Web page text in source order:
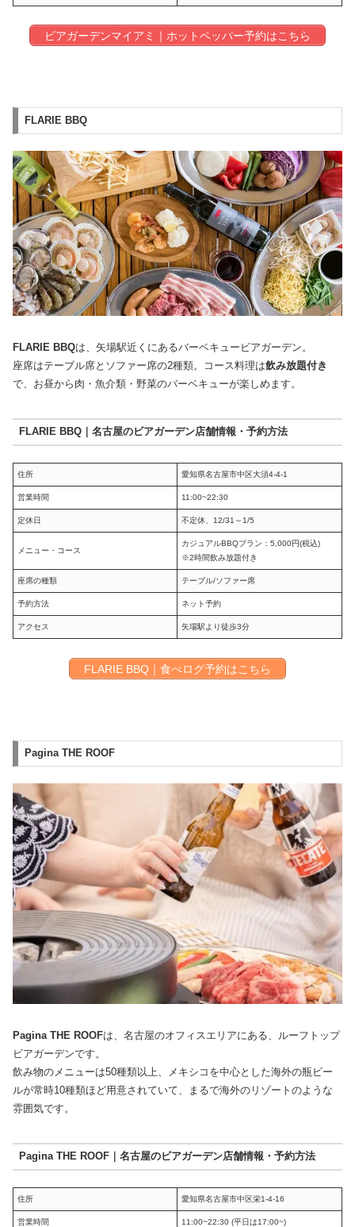
ビアガーデンマイアミ｜ホットペッパー予約はこちら
FLARIE BBQ
FLARIE BBQは、矢場駅近くにあるバーベキュービアガーデン。
座席はテーブル席とソファー席の2種類。コース料理は飲み放題付き
で、お昼から肉・魚介類・野菜のバーベキューが楽しめます。
FLARIE BBQ｜名古屋のビアガーデン店舗情報・予約方法
住所 愛知県名古屋市中区大須4-4-1
営業時間 11:00~22:30
定休日 不定休、12/31～1/5
メニュー・コース
カジュアルBBQプラン：5,000円(税込)
※2時間飲み放題付き
座席の種類 テーブル/ソファー席
予約方法 ネット予約
アクセス 矢場駅より徒歩3分
FLARIE BBQ｜食べログ予約はこちら
Pagina THE ROOF
Pagina THE ROOFは、名古屋のオフィスエリアにある、ルーフトップ
ビアガーデンです。
飲み物のメニューは50種類以上、メキシコを中心とした海外の瓶ビー
ルが常時10種類ほど用意されていて、まるで海外のリゾートのような
雰囲気です。
Pagina THE ROOF｜名古屋のビアガーデン店舗情報・予約方法
住所 愛知県名古屋市中区栄1-4-16
営業時間 11:00~22:30 (平日は17:00~)